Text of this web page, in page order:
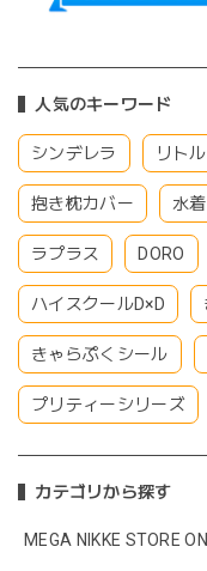
人気のキーワード
シンデレラ リト
抱き枕カバー 水着
ラプラス DORO
ハイスクールD×D
きゃらぷくシール
プリティーシリーズ
カテゴリから探す
MEGA NIKKE STORE